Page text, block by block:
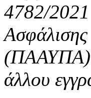
4782/
(ΠΑΑΥΠΑ)
άλλου